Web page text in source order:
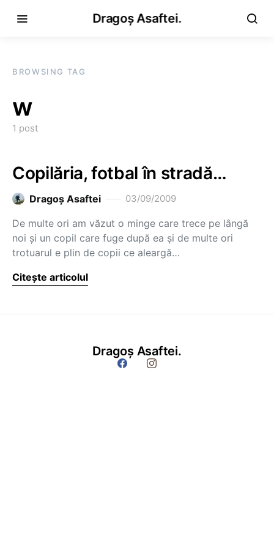
Dragoș Asaftei.
BROWSING TAG
w
1 post
Copilăria, fotbal în stradă…
Dragoş Asaftei 03/09/2009
De multe ori am văzut o minge care trece pe lângă
noi şi un copil care fuge după ea şi de multe ori
trotuarul e plin de copii ce aleargă…
Citește articolul
Dragoș Asaftei.